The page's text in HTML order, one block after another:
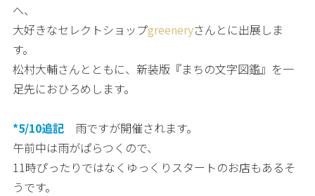
へ、
大好きなセレクトショップgreeneryさんとに出展しま
す。
松村大輔さんとともに、新装版『まちの文字図鑑』を一
足先におひろめします。
*5/10追記 雨ですが開催されます。
午前中は雨がぱらつくので、
11時ぴったりではなくゆっくりスタートのお店もあるそ
うです。